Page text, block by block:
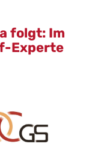
folgt: Im
Experte